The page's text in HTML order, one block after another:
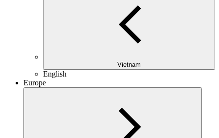
Vietnam
English
Europe